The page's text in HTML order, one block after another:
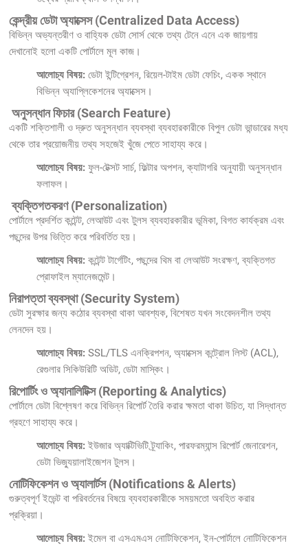
কেন্দ্রীয় ডেটা অ্যাক্সেস (Centralized Data Access)
বিভিন্ন অভ্যন্তরীণ ও বাহ্যিক ডেটা সোর্স থেকে তথ্য টেনে এনে এক জায়গায়
দেখানোই হলো একটি পোর্টালে মূল কাজ।
আলোচ্য বিষয়: ডেটা ইন্টিগ্রেশন, রিয়েল-টাইম ডেটা ফেচিং, একক স্থানে
বিভিন্ন অ্যাপ্লিকেশনের অ্যাক্সেস।
অনুসন্ধান ফিচার (Search Feature)
একটি শক্তিশালী ও দ্রুত অনুসন্ধান ব্যবস্থা ব্যবহারকারীকে বিপুল ডেটা ভান্ডারের মধ্য
থেকে তার প্রয়োজনীয় তথ্য সহজেই খুঁজে পেতে সাহায্য করে।
আলোচ্য বিষয়: ফুল-টেক্সট সার্চ, ফিল্টার অপশন, ক্যাটাগরি অনুযায়ী অনুসন্ধান
ফলাফল।
ব্যক্তিগতকরণ (Personalization)
পোর্টালে প্রদর্শিত কন্টেন্ট, লেআউট এবং টুলস ব্যবহারকারীর ভূমিকা, বিগত কার্যক্রম এবং
পছন্দের উপর ভিত্তি করে পরিবর্তিত হয়।
আলোচ্য বিষয়: কন্টেন্ট টার্গেটিং, পছন্দের থিম বা লেআউট সংরক্ষণ, ব্যক্তিগত
প্রোফাইল ম্যানেজমেন্ট।
নিরাপত্তা ব্যবস্থা (Security System)
ডেটা সুরক্ষার জন্য কঠোর ব্যবস্থা থাকা আবশ্যক, বিশেষত যখন সংবেদনশীল তথ্য
লেনদেন হয়।
আলোচ্য বিষয়: SSL/TLS এনক্রিপশন, অ্যাক্সেস কন্ট্রোল লিস্ট (ACL),
রেগুলার সিকিউরিটি অডিট, ডেটা মাস্কিং।
রিপোর্টিং ও অ্যানালিটিক্স (Reporting & Analytics)
পোর্টালে ডেটা বিশ্লেষণ করে বিভিন্ন রিপোর্ট তৈরি করার ক্ষমতা থাকা উচিত, যা সিদ্ধান্ত
গ্রহণে সাহায্য করে।
আলোচ্য বিষয়: ইউজার অ্যাক্টিভিটি ট্র্যাকিং, পারফরম্যান্স রিপোর্ট জেনারেশন,
ডেটা ভিজ্যুয়ালাইজেশন টুলস।
নোটিফিকেশন ও অ্যালার্টস (Notifications & Alerts)
গুরুত্বপূর্ণ ইভেন্ট বা পরিবর্তনের বিষয়ে ব্যবহারকারীকে সময়মতো অবহিত করার
প্রক্রিয়া।
আলোচ্য বিষয়: ইমেল বা এসএমএস নোটিফিকেশন, ইন-পোর্টালে নোটিফিকেশন